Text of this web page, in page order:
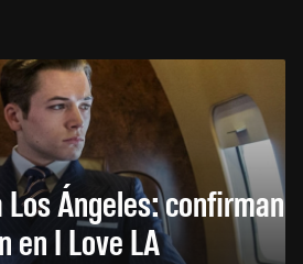
Los Ángeles: confirman
en I Love LA